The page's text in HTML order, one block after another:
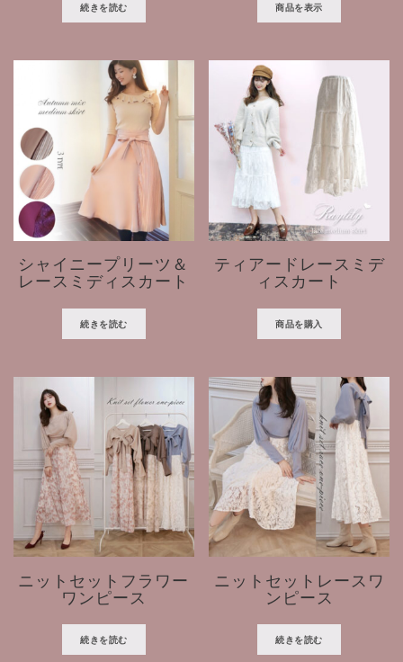
続きを読む 商品を表示
シャイニープリーツ＆
レースミディスカート
続きを読む
ティアードレースミデ
ィスカート
商品を購入
ニットセットフラワー
ワンピース
続きを読む
ニットセットレースワ
ンピース
続きを読む